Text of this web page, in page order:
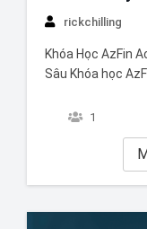
rickchilling
Khóa Học AzFin
Sâu Khóa học
bạn đầu tư tốt
1